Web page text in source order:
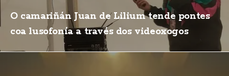
O camariñán Juan de Lilium tende pontes
coa lusofonía a través dos videoxogos